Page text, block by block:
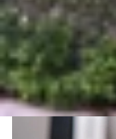
Theo dõi